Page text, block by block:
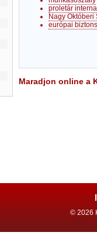
proletár
Nagy
európai
Maradjon online a
© 2026